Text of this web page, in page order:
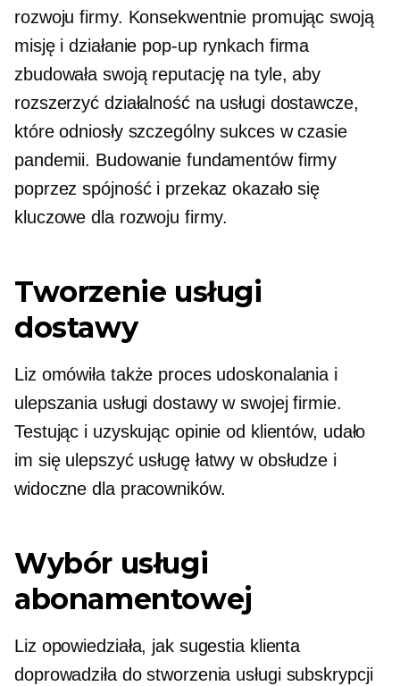
rozwoju firmy. Konsekwentnie promując swoją
misję i działanie pop-uprynkach firma
zbudowała swoją reputację na tyle, aby
rozszerzyć działalność na usługi dostawcze,
które odniosły szczególny sukces w czasie
pandemii. Budowanie fundamentów firmy
poprzez spójność i przekaz okazało się
kluczowe dla rozwoju firmy.
Tworzenie usługi
dostawy
Liz omówiła także proces udoskonalania i
ulepszania usługi dostawy w swojej firmie.
Testując i uzyskując opinie od klientów, udało
im się ulepszyć usługę łatwy w obsłudze i
widoczne dla pracowników.
Wybór usługi
abonamentowej
Liz opowiedziała, jak sugestia klienta
doprowadziła do stworzenia usługi subskrypcji